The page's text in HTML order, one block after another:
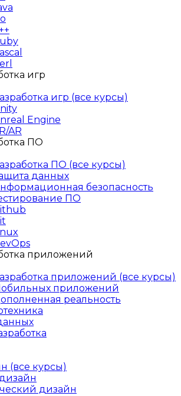
игр
игр (все курсы)
Engine
AR
ПО
ПО (все курсы)
данных
безопасность
ПО
приложений
приложений (все курсы)
приложений
реальность
(все курсы)
дизайн